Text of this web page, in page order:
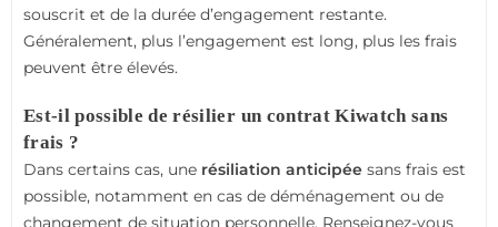
souscrit et de la durée d’engagement restante.
Généralement, plus l’engagement est long, plus les frais
peuvent être élevés.
Est-il possible de résilier un contrat Kiwatch sans
frais ?
Dans certains cas, une résiliation anticipée sans frais est
possible, notamment en cas de déménagement ou de
changement de situation personnelle. Renseignez-vous